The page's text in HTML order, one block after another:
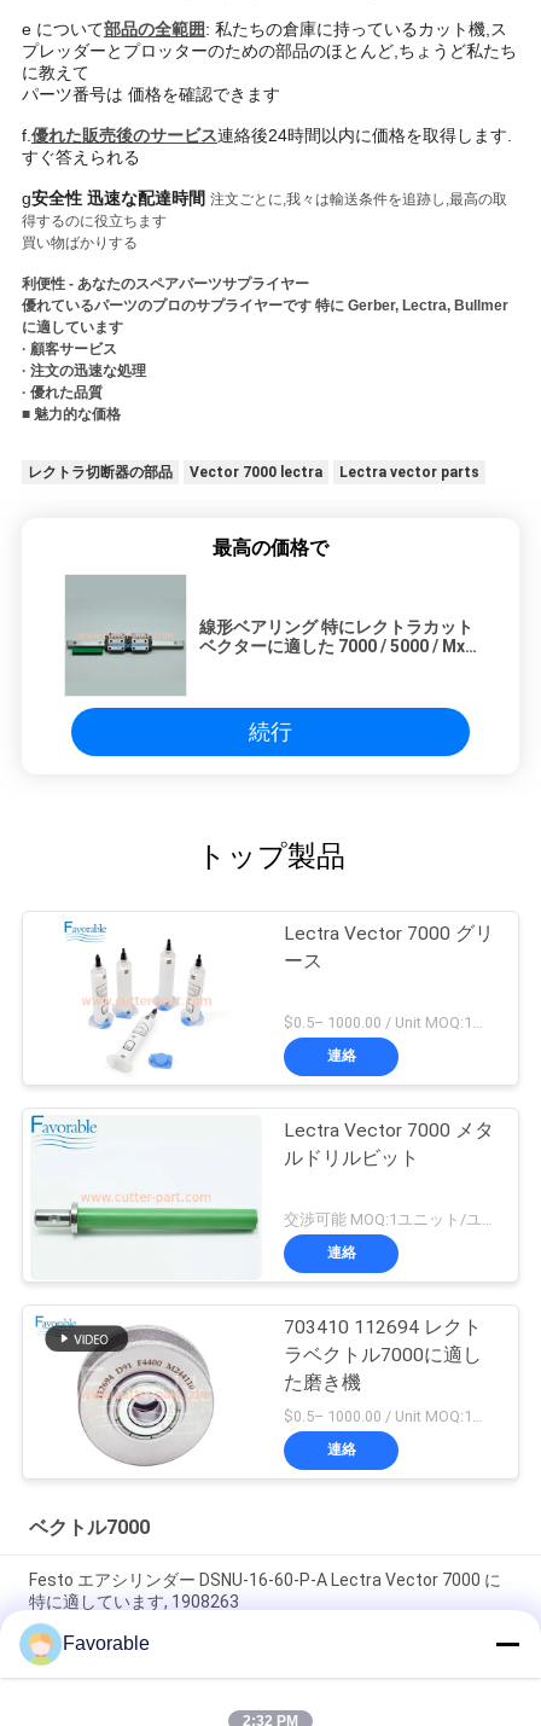
e について部品の全範囲: 私たちの倉庫に持っているカット機,ス
プレッダーとプロッターのための部品のほとんど,ちょうど私たち
に教えて
パーツ番号は 価格を確認できます
f.優れた販売後のサービス連絡後24時間以内に価格を取得します.
すぐ答えられる
g安全性 迅速な配達時間 注文ごとに,我々は輸送条件を追跡し,最高の取
得するのに役立ちます
買い物ばかりする
利便性 - あなたのスペアパーツサプライヤー
優れているパーツのプロのサプライヤーです 特に Gerber, Lectra, Bullmer
に適しています
· 顧客サービス
· 注文の迅速な処理
· 優れた品質
■ 魅力的な価格
レクトラ切断器の部品 Vector 7000 lectra Lectra vector parts
最高の価格で
線形ベアリング 特にレクトラカット
ベクターに適した 7000 / 5000 / Mx /
続行
トップ製品
Lectra Vector 7000 グリ
ース
$0.5– 1000.00 / Unit MOQ:1ユニット/ユニットが交渉します
連絡
Lectra Vector 7000 メタ
ルドリルビット
連絡
703410 112694 レクト
ラベクトル7000に適し
た磨き機
連絡
ベクトル7000
Festo エアシリンダー DSNU-16-60-P-A Lectra Vector 7000 に
特に適しています, 1908263
ジョークマティック・アイソクラール 丸いシリンダー
43500306 C16 特にレクトラベクター7000に適した
Favorable
2:32 PM